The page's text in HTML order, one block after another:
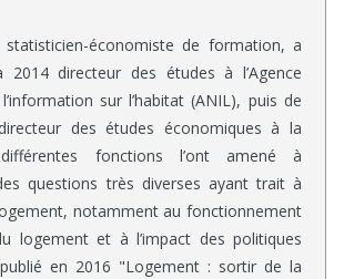
statisticien-économiste de formation, a
directeur des études à l’Agence
sur l’habitat (ANIL), puis de
des études économiques à la
fonctions l’ont amené à
questions très diverses ayant trait à
notamment au fonctionnement
logement et à l’impact des politiques
en 2016 "Logement : sortir de la